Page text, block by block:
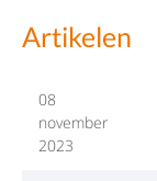
Artikelen
08
november
2023